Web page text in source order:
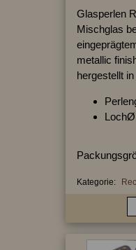
Glasperlen
Mischglas
metallic
hergestellt
Kategorie: